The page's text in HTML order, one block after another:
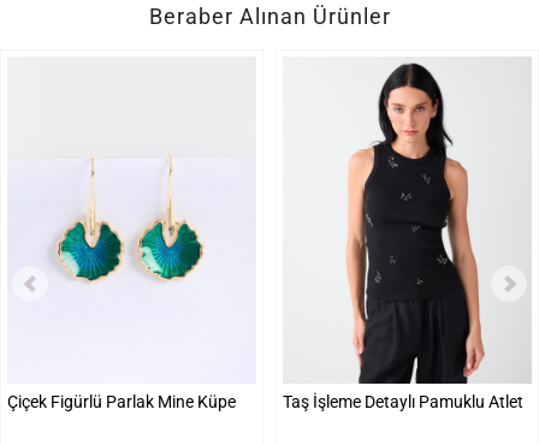
Beraber Alınan Ürünler
Çiçek Figürlü Parlak Mine Küpe Taş İşleme Detaylı Pamuklu Atlet